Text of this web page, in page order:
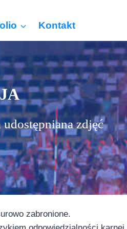
Kontakt
zdjęć
zabronione.